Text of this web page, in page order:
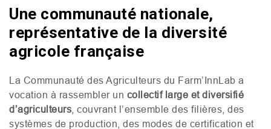
Une communauté nationale,
représentative de la diversité
agricole française
La Communauté des Agriculteurs du Farm’InnLab a
vocation à rassembler un collectif large et diversifié
d’agriculteurs , couvrant l’ensemble des filières, des
systèmes de production, des modes de certification et